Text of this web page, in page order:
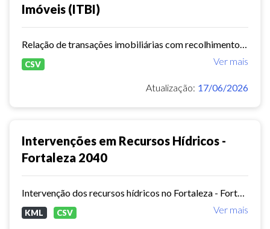
Imóveis (ITBI)
Ver mais
CSV
Atualização: 17/06/2026
Intervenções em Recursos Hídricos -
Fortaleza 2040
Ver mais
KML CSV